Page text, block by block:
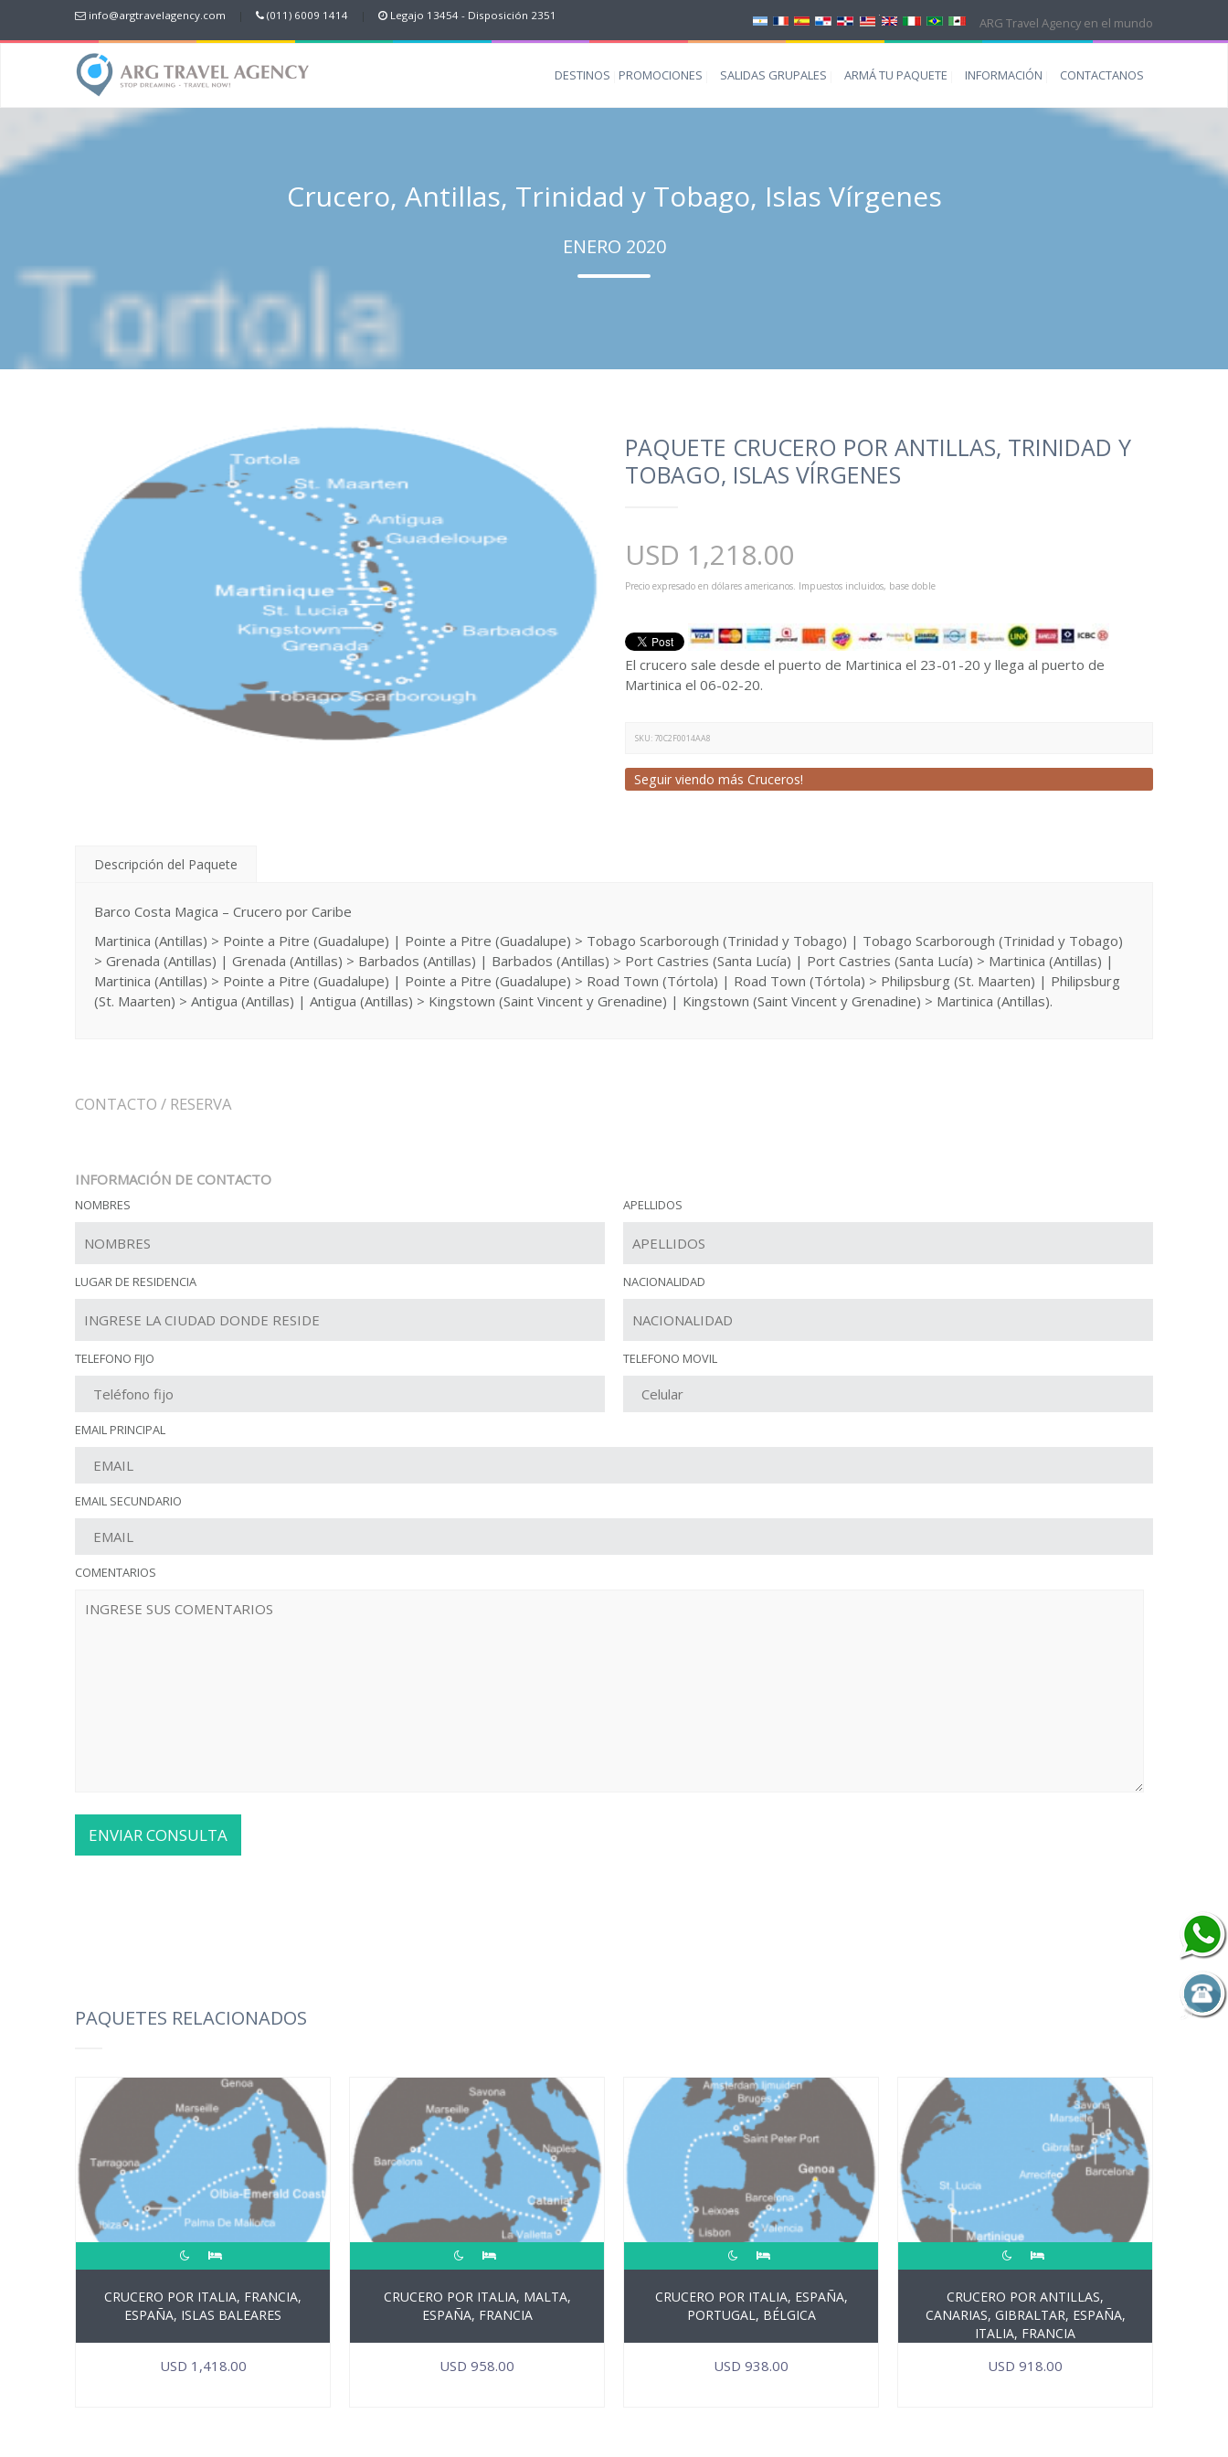
info@argtravelagency.com (011) 6009 1414 Legajo 13454 - Disposición 2351 ARG Travel Agency en el mundo
DESTINOS PROMOCIONES SALIDAS GRUPALES ARMÁ TU PAQUETE INFORMACIÓN CONTACTANOS
Crucero, Antillas, Trinidad y Tobago, Islas Vírgenes
ENERO 2020
PAQUETE CRUCERO POR ANTILLAS, TRINIDAD Y
TOBAGO, ISLAS VÍRGENES
USD 1,218.00
Precio expresado en dólares americanos. Impuestos incluidos, base doble
El crucero sale desde el puerto de Martinica el 23-01-20 y llega al puerto de
Martinica el 06-02-20.
SKU: 70C2F0014AA8
Seguir viendo más Cruceros!
Descripción del Paquete
Barco Costa Magica – Crucero por Caribe
Martinica (Antillas) > Pointe a Pitre (Guadalupe) | Pointe a Pitre (Guadalupe) > Tobago Scarborough (Trinidad y Tobago) | Tobago Scarborough (Trinidad y Tobago)
> Grenada (Antillas) | Grenada (Antillas) > Barbados (Antillas) | Barbados (Antillas) > Port Castries (Santa Lucía) | Port Castries (Santa Lucía) > Martinica (Antillas) |
Martinica (Antillas) > Pointe a Pitre (Guadalupe) | Pointe a Pitre (Guadalupe) > Road Town (Tórtola) | Road Town (Tórtola) > Philipsburg (St. Maarten) | Philipsburg
(St. Maarten) > Antigua (Antillas) | Antigua (Antillas) > Kingstown (Saint Vincent y Grenadine) | Kingstown (Saint Vincent y Grenadine) > Martinica (Antillas).
CONTACTO / RESERVA
INFORMACIÓN DE CONTACTO
NOMBRES APELLIDOS
LUGAR DE RESIDENCIA NACIONALIDAD
TELEFONO FIJO TELEFONO MOVIL
EMAIL PRINCIPAL
EMAIL SECUNDARIO
COMENTARIOS
PAQUETES RELACIONADOS
CRUCERO POR ITALIA, FRANCIA,
ESPAÑA, ISLAS BALEARES
USD 1,418.00
CRUCERO POR ITALIA, MALTA,
ESPAÑA, FRANCIA
USD 958.00
CRUCERO POR ITALIA, ESPAÑA,
PORTUGAL, BÉLGICA
USD 938.00
CRUCERO POR ANTILLAS,
CANARIAS, GIBRALTAR, ESPAÑA,
ITALIA, FRANCIA
USD 918.00